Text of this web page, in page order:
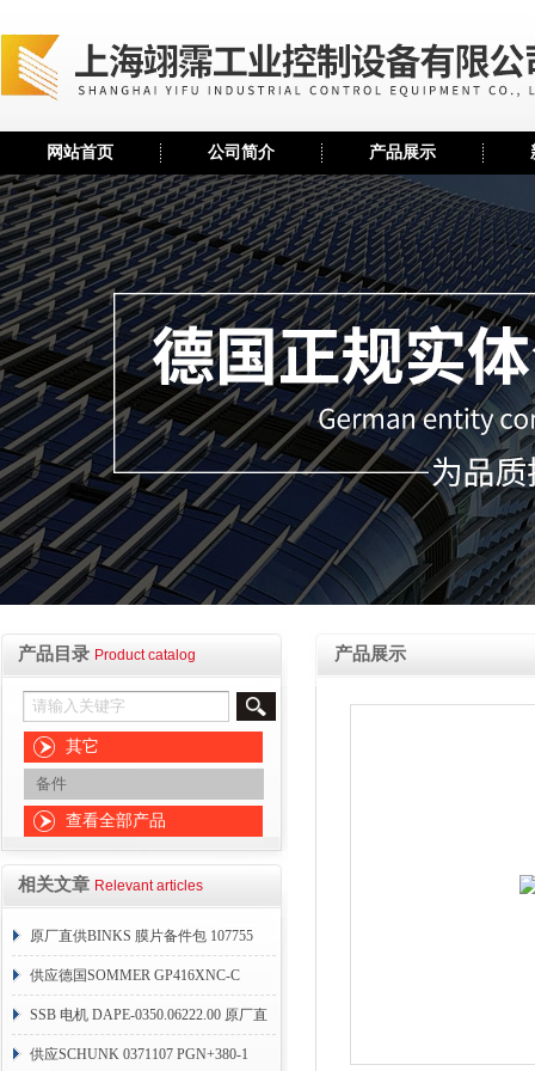
网站首页 公司简介 产品展示
产品目录 Product catalog
其它
备件
查看全部产品
相关文章 Relevant articles
原厂直供BINKS 膜片备件包 107755
供应德国SOMMER GP416XNC-C
SSB 电机 DAPE-0350.06222.00 原厂直
销
供应SCHUNK 0371107 PGN+380-1
产品展示